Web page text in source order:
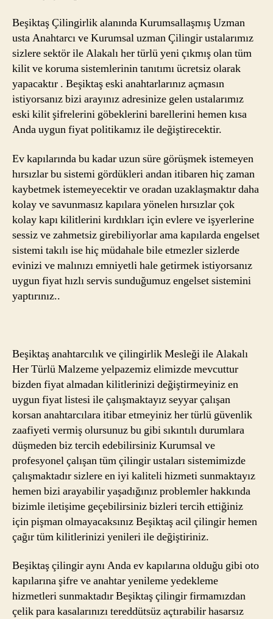
Beşiktaş Çilingirlik alanında Kurumsallaşmış Uzman
usta Anahtarcı ve Kurumsal uzman Çilingir ustalarımız
sizlere sektör ile Alakalı her türlü yeni çıkmış olan tüm
kilit ve koruma sistemlerinin tanıtımı ücretsiz olarak
yapacaktır . Beşiktaş eski anahtarlarınız açmasın
istiyorsanız bizi arayınız adresinize gelen ustalarımız
eski kilit şifrelerini göbeklerini barellerini hemen kısa
Anda uygun fiyat politikamız ile değiştirecektir.
Ev kapılarında bu kadar uzun süre görüşmek istemeyen
hırsızlar bu sistemi gördükleri andan itibaren hiç zaman
kaybetmek istemeyecektir ve oradan uzaklaşmaktır daha
kolay ve savunmasız kapılara yönelen hırsızlar çok
kolay kapı kilitlerini kırdıkları için evlere ve işyerlerine
sessiz ve zahmetsiz girebiliyorlar ama kapılarda engelset
sistemi takılı ise hiç müdahale bile etmezler sizlerde
evinizi ve malınızı emniyetli hale getirmek istiyorsanız
uygun fiyat hızlı servis sunduğumuz engelset sistemini
yaptırınız..
Beşiktaş anahtarcılık ve çilingirlik Mesleği ile Alakalı
Her Türlü Malzeme yelpazemiz elimizde mevcuttur
bizden fiyat almadan kilitlerinizi değiştirmeyiniz en
uygun fiyat listesi ile çalışmaktayız seyyar çalışan
korsan anahtarcılara itibar etmeyiniz her türlü güvenlik
zaafiyeti vermiş olursunuz bu gibi sıkıntılı durumlara
düşmeden biz tercih edebilirsiniz Kurumsal ve
profesyonel çalışan tüm çilingir ustaları sistemimizde
çalışmaktadır sizlere en iyi kaliteli hizmeti sunmaktayız
hemen bizi arayabilir yaşadığınız problemler hakkında
bizimle iletişime geçebilirsiniz bizleri tercih ettiğiniz
için pişman olmayacaksınız Beşiktaş acil çilingir hemen
çağır tüm kilitlerinizi yenileri ile değiştiriniz.
Beşiktaş çilingir aynı Anda ev kapılarına olduğu gibi oto
kapılarına şifre ve anahtar yenileme yedekleme
hizmetleri sunmaktadır Beşiktaş çilingir firmamızdan
çelik para kasalarınızı tereddütsüz açtırabilir hasarsız